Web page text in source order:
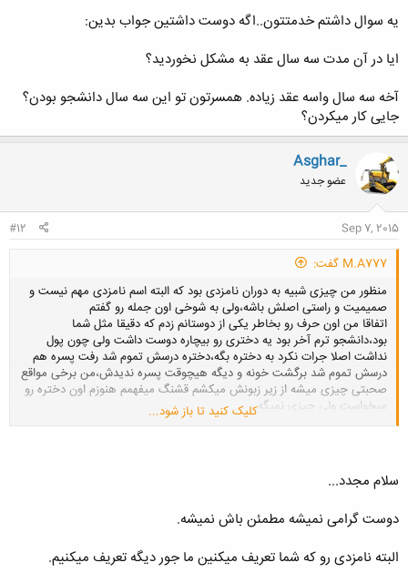
یه سوال داشتم خدمتتون..اگه دوست داشتین جواب بدین:
ایا در آن مدت سه سال عقد به مشکل نخوردید؟
آخه سه سال واسه عقد زیاده. همسرتون تو این سه سال دانشجو بودن؟
جایی کار میکردن؟
Asghar_
عضو جدید
Sep 7, 2015
#12
M.A777 گفت:
منظور من چیزی شبیه به دوران نامزدی بود که البته اسم نامزدی مهم نیست و
صمیمیت و راستی اصلش باشه،ولی به شوخی اون جمله رو گفتم
اتفاقا من اون حرف رو بخاطر یکی از دوستانم زدم که دقیقا مثل شما
بود،دانشجو ترم آخر بود یه دختری رو بیچاره دوست داشت ولی چون پول
نداشت اصلا جرات نکرد به دختره بگه،دختره درسش تموم شد رفت پسره هم
درسش تموم شد برگشت خونه و دیگه هیچوقت پسره ندیدش،من برخی مواقع
صحبتی چیزی میشه از زیر زبونش میکشم قشنگ میفهمم هنوزم اون دختره رو
میخواست ولی چیزی نمیگه
که پیش می اومد ازدواج می کردن
مثلا همه پسرا خونه ماشین دارن بعد رفتن ازدواج کردن؟ خو اگر پول پدر نباشه
نمیده بخاطر نداشتن نری دنبال خواستت
نمیخوام الکی دفاع کنم از خودم ولی حقیقتن منظورم این صحبت بود.
کلیک کنید تا باز شود...
سلام مجدد...
دوست گرامی نمیشه مطمئن باش نمیشه.
البته نامزدی رو که شما تعریف میکنین ما جور دیگه تعریف میکنیم.